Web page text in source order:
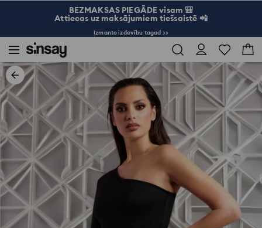
BEZMAKSAS PIEGĀDE visam 🎒
Attiecas uz maksājumiem tiešsaistē 📲
Izmanto izdevību tagad >>